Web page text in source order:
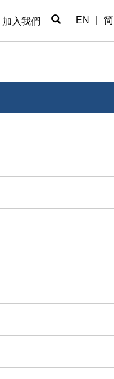
加入我們 EN 简